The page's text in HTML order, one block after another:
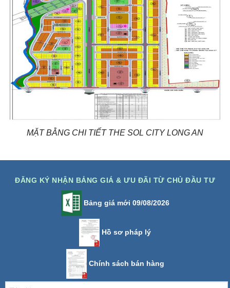
MẶT BẰNG CHI TIẾT THE SOL CITY LONG AN
ĐĂNG KÝ NHẬN BẢNG GIÁ & ƯU ĐÃI TỪ CHỦ ĐẦU TƯ
Bảng giá mới 09/08/2026
Hồ sơ pháp lý
Chính sách bán hàng